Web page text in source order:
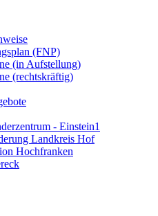
(FNP)
(in Aufstellung)
(rechtskräftig)
- Einstein1
Landkreis Hof
Hochfranken